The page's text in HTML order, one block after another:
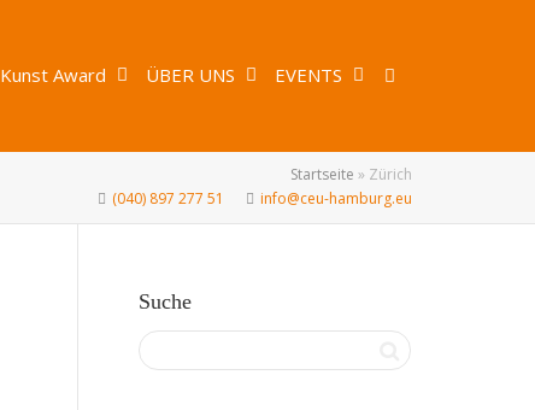
Award ÜBER UNS EVENTS
Startseite » Zürich
(040) 897 277 51
info@ceu-hamburg.eu
Suche